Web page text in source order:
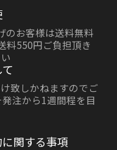
のお客様は送料無料
料550円ご負担頂き
致しかねますのでご
注から1週間程を目
関する事項